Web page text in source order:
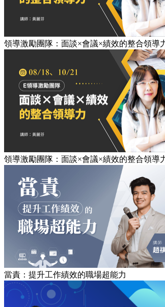
領導激勵團隊：面談×會議×績效的整合領導力
領導激勵團隊：面談×會議×績效的整合領導
當責：提升工作績效的職場超能力